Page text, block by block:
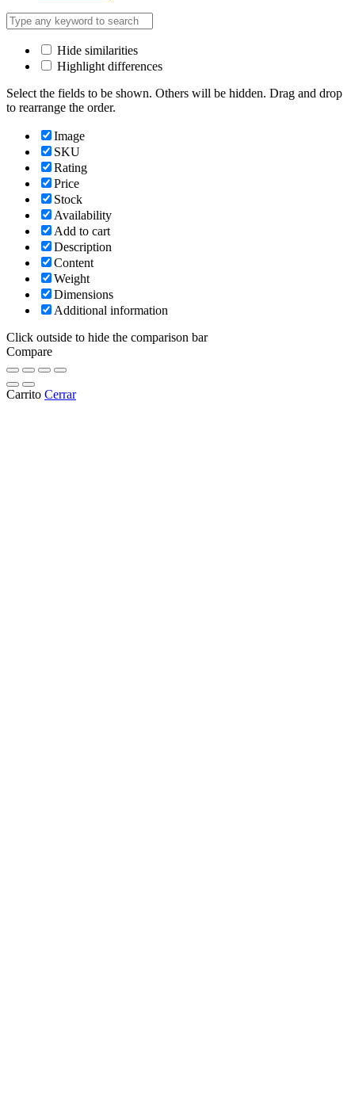
Hide similarities
Highlight differences
Select the fields to be shown. Others will be hidden. Drag and drop
to rearrange the order.
Image
SKU
Rating
Price
Stock
Availability
Add to cart
Description
Content
Weight
Dimensions
Additional information
Click outside to hide the comparison bar
Compare
Carrito Cerrar